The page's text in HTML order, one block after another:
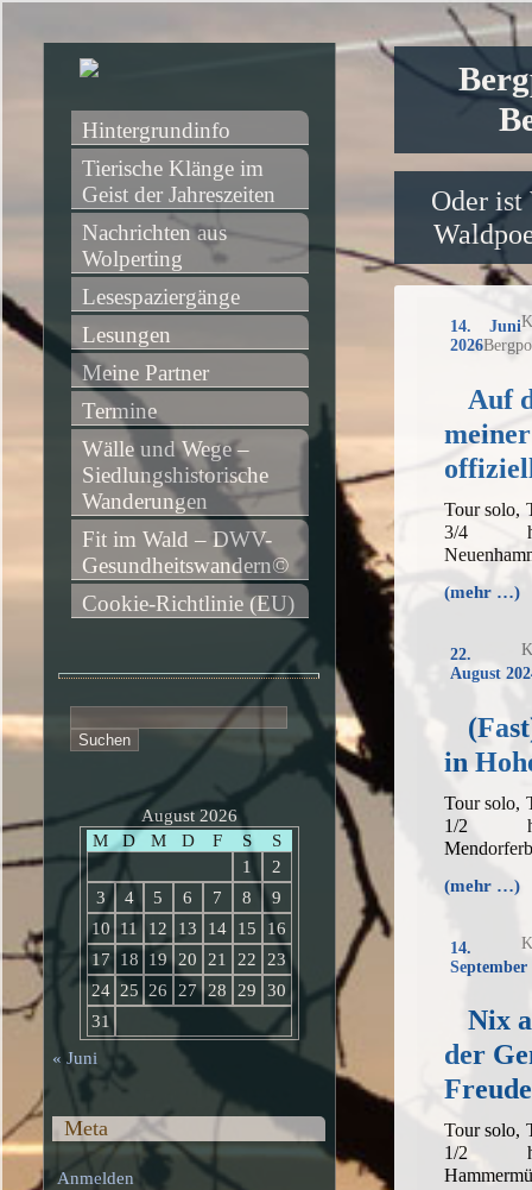
Oder ist
14. Juni
2026
Auf
Tour solo,
3/4 h,
(mehr …)
22.
August
in
Tour solo,
1/2 h,
(mehr …)
14.
September
Nix
der
Tour solo,
1/2 h,
Hintergrundinfo
Tierische Klänge im
Geist der Jahreszeiten
Nachrichten aus
Wolperting
Lesespaziergänge
Lesungen
Meine Partner
Termine
Wälle und Wege –
Siedlungshistorische
Wanderungen
Fit im Wald – DWV-
Gesundheitswandern©
Cookie-Richtlinie (EU)
nach:
August 2026
M
D M D F S
S
1
2
3
4 5 6 7 8
9
10
11 12 13 14 15
16
17
18 19 20 21 22
23
24 25 26 27 28 29
30
31
« Juni
Meta
Anmelden